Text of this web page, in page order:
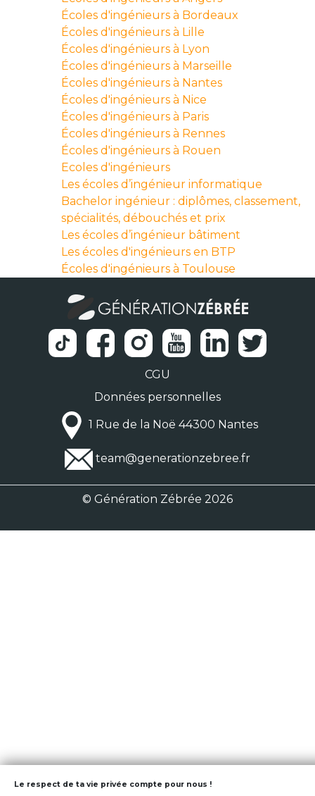
Écoles d'ingénieurs à Bordeaux
Écoles d'ingénieurs à Lille
Écoles d'ingénieurs à Lyon
Écoles d'ingénieurs à Marseille
Écoles d'ingénieurs à Nantes
Écoles d'ingénieurs à Nice
Écoles d'ingénieurs à Paris
Écoles d'ingénieurs à Rennes
Écoles d'ingénieurs à Rouen
Ecoles d'ingénieurs
Les écoles d’ingénieur informatique
Bachelor ingénieur : diplômes, classement,
spécialités, débouchés et prix
Les écoles d’ingénieur bâtiment
Les écoles d'ingénieurs en BTP
Écoles d'ingénieurs à Toulouse
CGU
Données personnelles
1 Rue de la Noë 44300 Nantes
team@generationzebree.fr
© Génération Zébrée 2026
Le respect de ta vie privée compte pour nous !